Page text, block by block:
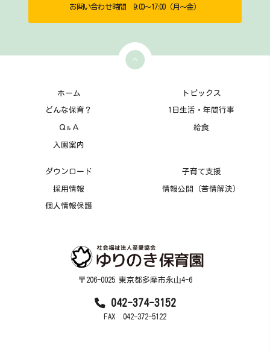
お問い合わせ時間 9:00～17:00（月～金）
ホーム トピックス
どんな保育？ 1日生活・年間行事
Ｑ ＆ Ａ 給食
入園案内
ダウンロード 子育て支援
採用情報 情報公開（苦情解決）
個人情報保護
〒206-0025 東京都多摩市永⼭4-6
042-374-3152
FAX 042-372-5122